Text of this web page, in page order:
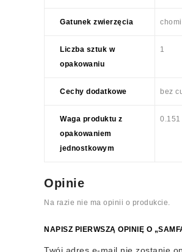
Gatunek zwierzęcia
Liczba sztuk w
opakowaniu
1
Cechy dodatkowe bez
Waga produktu z
opakowaniem
jednostkowym
0.151
Opinie
Na razie nie ma opinii o produkcie.
NAPISZ PIERWSZĄ OPINIĘ O